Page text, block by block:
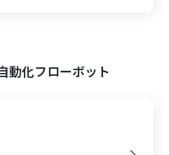
動化フローボット